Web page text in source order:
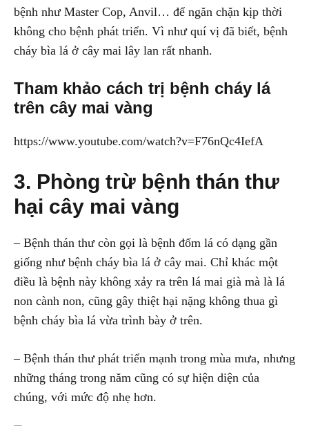
bệnh như Master Cop, Anvil… để ngăn chặn kịp thời
không cho bệnh phát triển. Vì như quí vị đã biết, bệnh
cháy bìa lá ở cây mai lây lan rất nhanh.
Tham khảo cách trị bệnh cháy lá
trên cây mai vàng
https://www.youtube.com/watch?v=F76nQc4IefA
3. Phòng trừ bệnh thán thư
hại cây mai vàng
– Bệnh thán thư còn gọi là bệnh đốm lá có dạng gần
giống như bệnh cháy bìa lá ở cây mai. Chỉ khác một
điều là bệnh này không xảy ra trên lá mai già mà là lá
non cành non, cũng gây thiệt hại nặng không thua gì
bệnh cháy bìa lá vừa trình bày ở trên.
– Bệnh thán thư phát triển mạnh trong mùa mưa, nhưng
những tháng trong năm cũng có sự hiện diện của
chúng, với mức độ nhẹ hơn.